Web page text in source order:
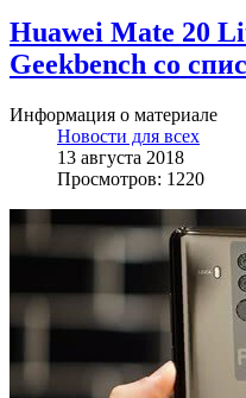
Huawei Mate 20
Geekbench со
Информация о материале
Новости для всех
13 августа 2018
Просмотров: 1220